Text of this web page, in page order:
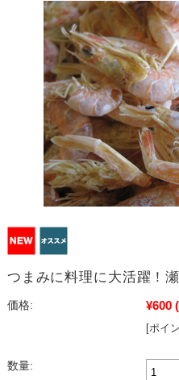
つまみに料理に大活躍！
価格: ¥600
[ポイ
数量: